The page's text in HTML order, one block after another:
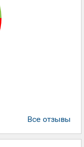
Все отзывы